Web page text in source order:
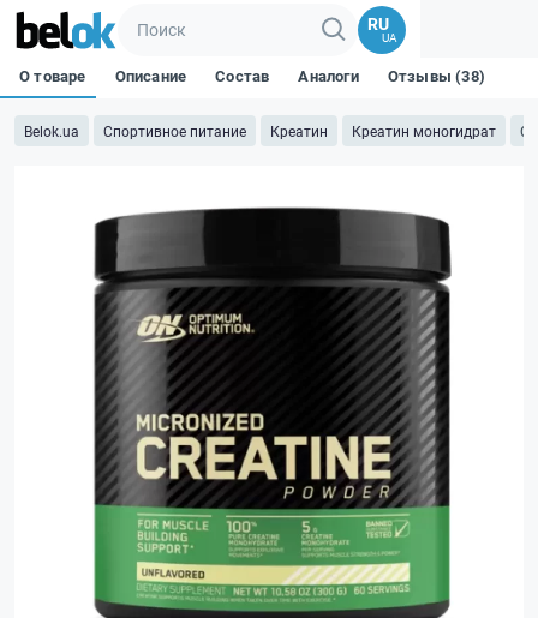
RU
UA
Belok.ua Спортивное питание Креатин Креатин моногидрат
О товаре Описание Состав Аналоги Отзывы (38)